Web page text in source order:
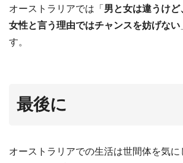
オーストラリアでは「 男と女は違うけ
女性と言う理由ではチャンスを妨げない
す。
最後に
オーストラリアでの生活は世間体を気に